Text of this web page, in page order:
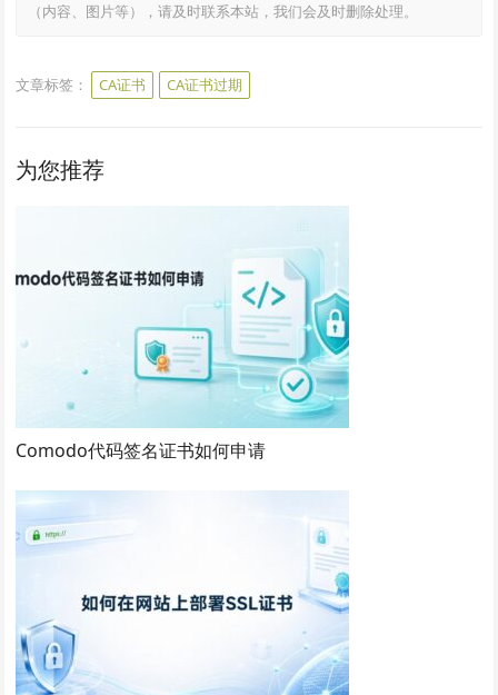
（内容、图片等），请及时联系本站，我们会及时删除处理。
文章标签： CA证书 CA证书过期
为您推荐
Comodo代码签名证书如何申请